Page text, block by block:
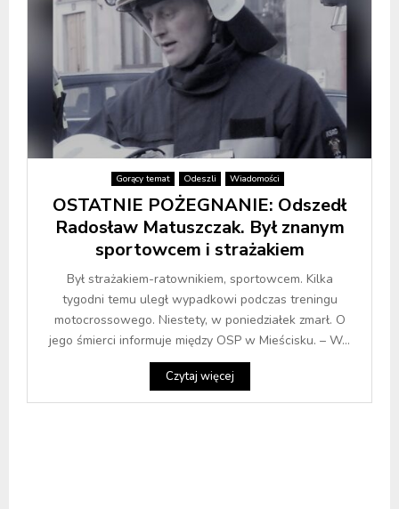
Gorący temat Odeszli Wiadomości
OSTATNIE POŻEGNANIE: Odszedł
Radosław Matuszczak. Był znanym
sportowcem i strażakiem
Był strażakiem-ratownikiem, sportowcem. Kilka
tygodni temu uległ wypadkowi podczas treningu
motocrossowego. Niestety, w poniedziałek zmarł. O
jego śmierci informuje między OSP w Mieścisku. – W...
Czytaj więcej